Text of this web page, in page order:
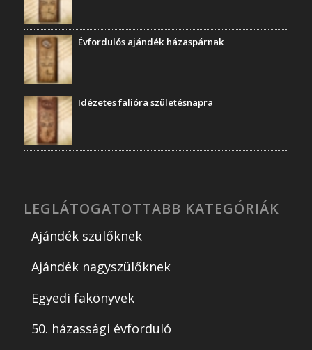
Évfordulós ajándék házaspárnak
Idézetes falióra születésnapra
LEGLÁTOGATOTTABB KATEGÓRIÁK
Ajándék szülőknek
Ajándék nagyszülőknek
Egyedi fakönyvek
50. házassági évforduló